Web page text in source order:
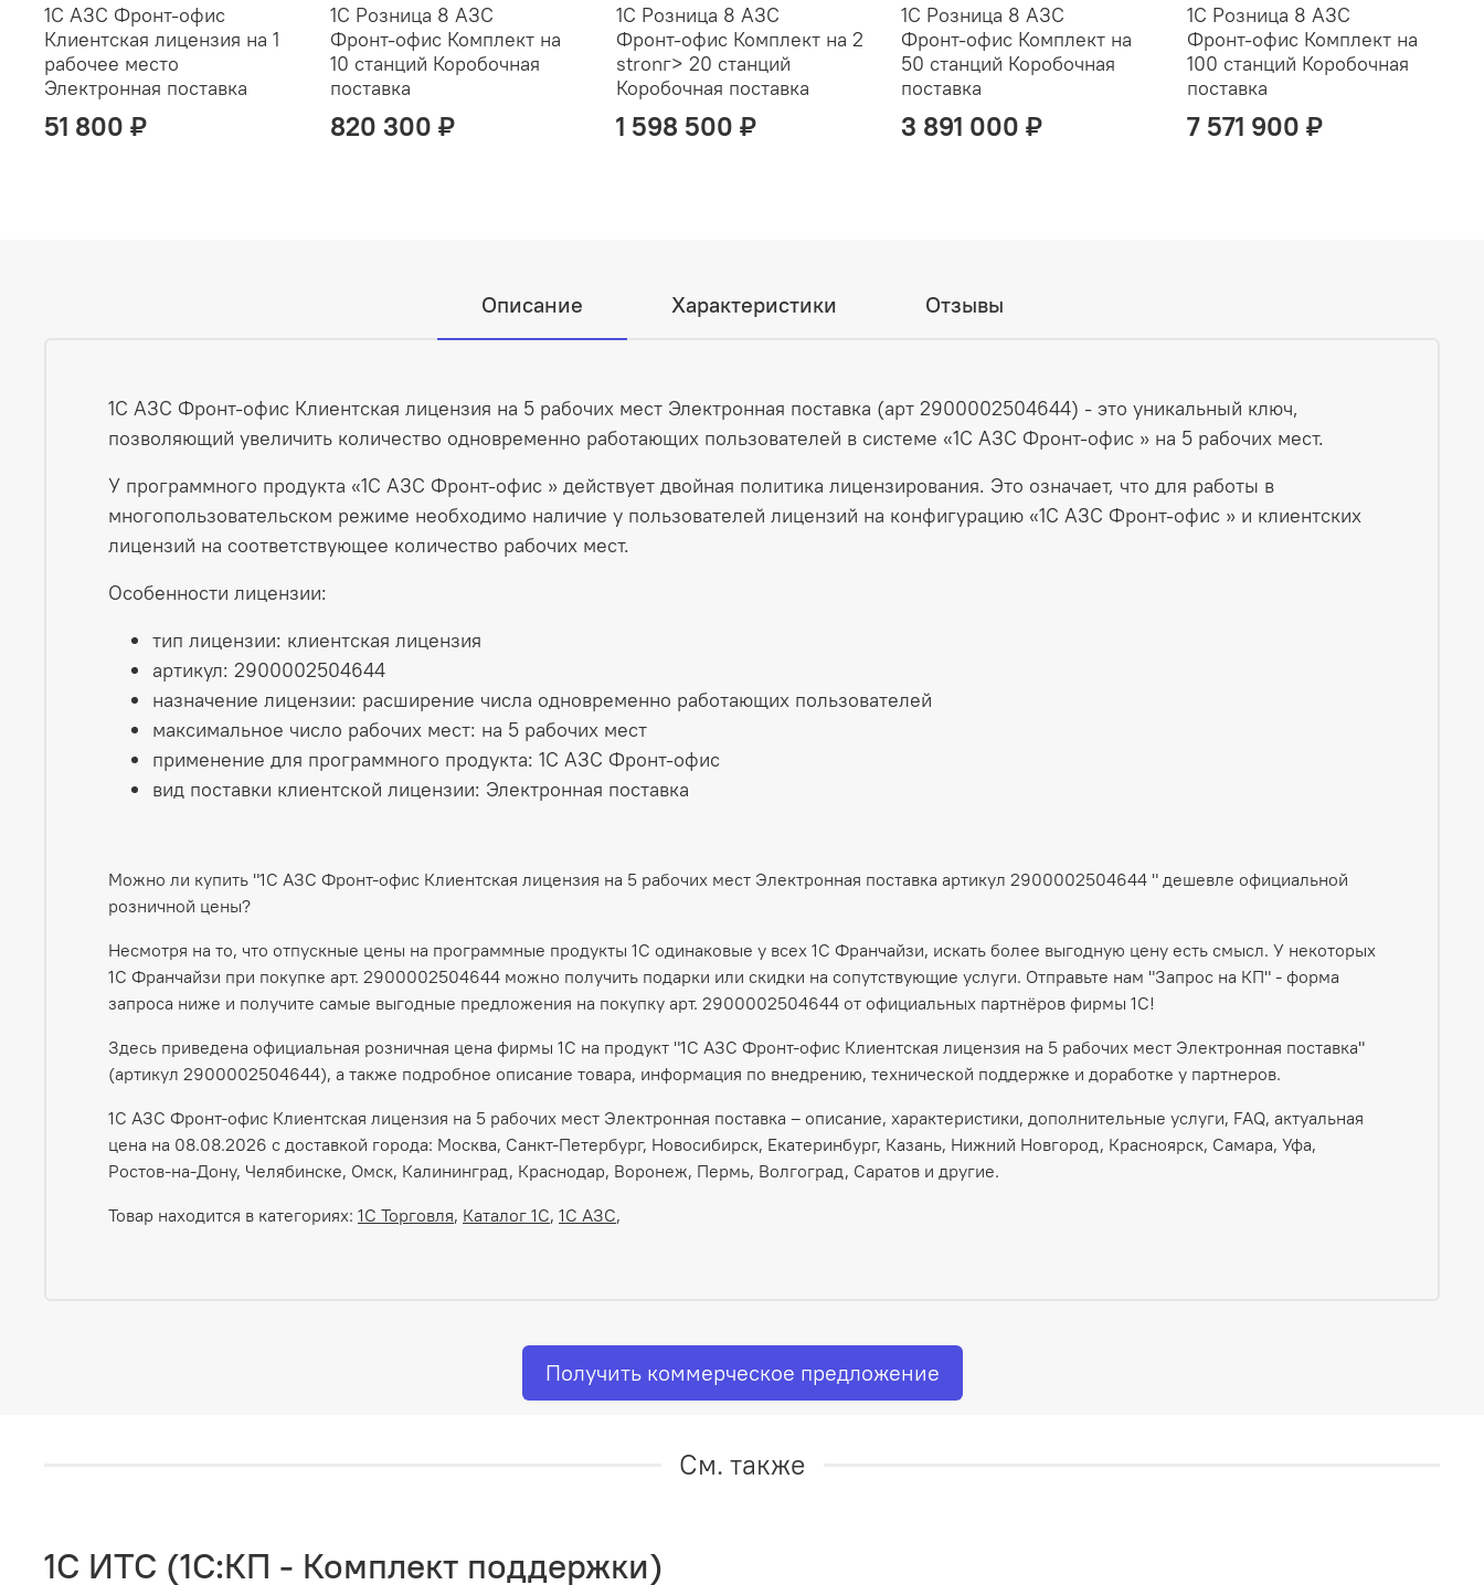
1С АЗС Фронт-офис
Клиентская лицензия на 1
рабочее место
Электронная поставка
51 800 ₽
1С Розница 8 АЗС
Фронт‑офис Комплект на
10 станций Коробочная
поставка
820 300 ₽
1С Розница 8 АЗС
Фронт‑офис Комплект на 2
stronг> 20 станций
Коробочная поставка
1 598 500 ₽
1С Розница 8 АЗС
Фронт‑офис Комплект на
50 станций Коробочная
поставка
3 891 000 ₽
1С Розница 8 АЗС
Фронт‑офис Комплект на
100 станций Коробочная
поставка
7 571 900 ₽
Описание Характеристики Отзывы
1С АЗС Фронт-офис Клиентская лицензия на 5 рабочих мест Электронная поставка (арт 2900002504644) - это уникальный ключ,
позволяющий увеличить количество одновременно работающих пользователей в системе «1С АЗС Фронт-офис » на 5 рабочих мест.
У программного продукта «1С АЗС Фронт-офис » действует двойная политика лицензирования. Это означает, что для работы в
многопользовательском режиме необходимо наличие у пользователей лицензий на конфигурацию «1С АЗС Фронт-офис » и клиентских
лицензий на соответствующее количество рабочих мест.
Особенности лицензии:
тип лицензии: клиентская лицензия
артикул: 2900002504644
назначение лицензии: расширение числа одновременно работающих пользователей
максимальное число рабочих мест: на 5 рабочих мест
применение для программного продукта: 1С АЗС Фронт-офис
вид поставки клиентской лицензии: Электронная поставка
Можно ли купить "1С АЗС Фронт-офис Клиентская лицензия на 5 рабочих мест Электронная поставка артикул 2900002504644 " дешевле официальной
розничной цены?
Несмотря на то, что отпускные цены на программные продукты 1С одинаковые у всех 1С Франчайзи, искать более выгодную цену есть смысл. У некоторых
1С Франчайзи при покупке арт. 2900002504644 можно получить подарки или скидки на сопутствующие услуги. Отправьте нам "Запрос на КП" - форма
запроса ниже и получите самые выгодные предложения на покупку арт. 2900002504644 от официальных партнёров фирмы 1С!
Здесь приведена официальная розничная цена фирмы 1С на продукт "1С АЗС Фронт-офис Клиентская лицензия на 5 рабочих мест Электронная поставка"
(артикул 2900002504644), а также подробное описание товара, информация по внедрению, технической поддержке и доработке у партнеров.
1С АЗС Фронт-офис Клиентская лицензия на 5 рабочих мест Электронная поставка – описание, характеристики, дополнительные услуги, FAQ, актуальная
цена на 08.08.2026 с доставкой города: Москва, Санкт-Петербург, Новосибирск, Екатеринбург, Казань, Нижний Новгород, Красноярск, Самара, Уфа,
Ростов-на-Дону, Челябинске, Омск, Калининград, Краснодар, Воронеж, Пермь, Волгоград, Саратов и другие.
Товар находится в категориях: 1С Торговля, Каталог 1С, 1С АЗС,
Получить коммерческое предложение
См. также
1C ИТС (1С:КП - Комплект поддержки)